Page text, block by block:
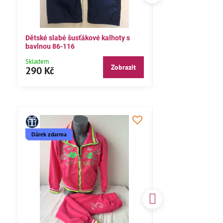
Dětské slabé šusťákové kalhoty s
bavlnou 86-116
Skladem
290 Kč Zobrazit
Dárek zdarma